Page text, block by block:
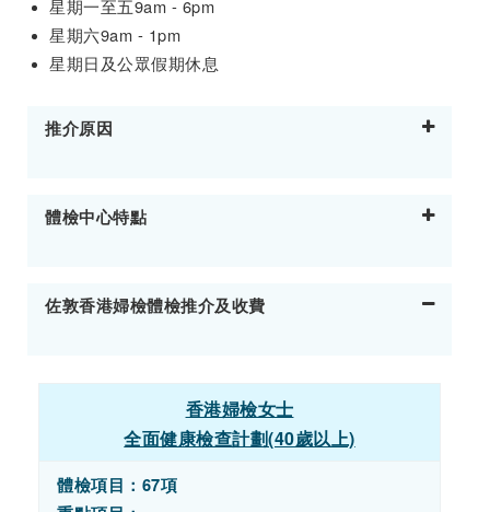
星期一至五9am - 6pm
星期六9am - 1pm
星期日及公眾假期休息
推介原因
體檢中心特點
佐敦香港婦檢體檢推介及收費
香港婦檢女士
全面健康檢查計劃(40歲以上)
體檢項目：67項